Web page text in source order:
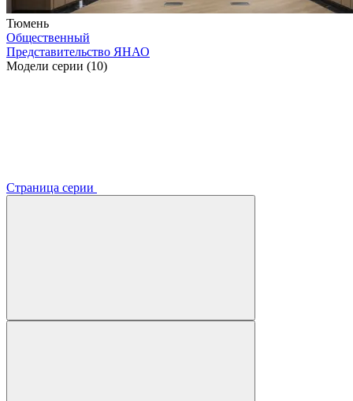
Тюмень
Общественный
Представительство ЯНАО
Модели серии (10)
Страница серии